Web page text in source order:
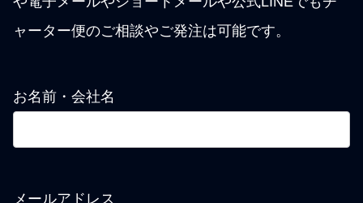
ャーター便のご相談やご発注は可能です。
お名前・会社名
メールアドレス